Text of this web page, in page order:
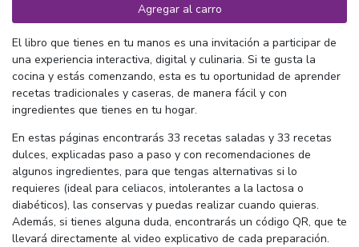
Agregar al carro
El libro que tienes en tu manos es una invitación a participar de
una experiencia interactiva, digital y culinaria. Si te gusta la
cocina y estás comenzando, esta es tu oportunidad de aprender
recetas tradicionales y caseras, de manera fácil y con
ingredientes que tienes en tu hogar.
En estas páginas encontrarás 33 recetas saladas y 33 recetas
dulces, explicadas paso a paso y con recomendaciones de
algunos ingredientes, para que tengas alternativas si lo
requieres (ideal para celiacos, intolerantes a la lactosa o
diabéticos), las conservas y puedas realizar cuando quieras.
Además, si tienes alguna duda, encontrarás un código QR, que te
llevará directamente al video explicativo de cada preparación.